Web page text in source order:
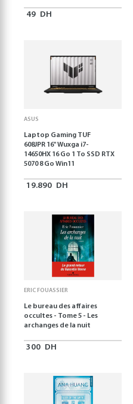
49 DH
ASUS
Laptop Gaming TUF
608JPR 16'' Wuxga i7-
14650HX 16 Go 1 To SSD RTX
5070 8 Go Win11
19.890 DH
ERIC FOUASSIER
Le bureau des affaires
occultes - Tome 5 - Les
archanges de la nuit
300 DH